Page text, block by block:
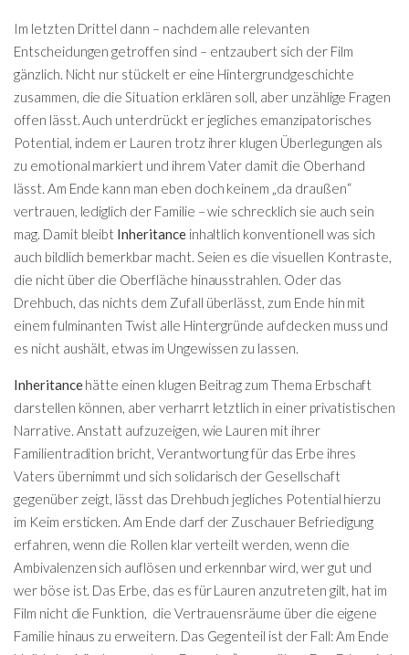
Im letzten Drittel dann – nachdem alle relevanten
Entscheidungen getroffen sind – entzaubert sich der Film
gänzlich. Nicht nur stückelt er eine Hintergrundgeschichte
zusammen, die die Situation erklären soll, aber unzählige Fragen
offen lässt. Auch unterdrückt er jegliches emanzipatorisches
Potential, indem er Lauren trotz ihrer klugen Überlegungen als
zu emotional markiert und ihrem Vater damit die Oberhand
lässt. Am Ende kann man eben doch keinem „da draußen“
vertrauen, lediglich der Familie – wie schrecklich sie auch sein
mag. Damit bleibt Inheritanceinhaltlich konventionell was sich
auch bildlich bemerkbar macht. Seien es die visuellen Kontraste,
die nicht über die Oberfläche hinausstrahlen. Oder das
Drehbuch, das nichts dem Zufall überlässt, zum Ende hin mit
einem fulminanten Twist alle Hintergründe aufdecken muss und
es nicht aushält, etwas im Ungewissen zu lassen.
Inheritancehätte einen klugen Beitrag zum Thema Erbschaft
darstellen können, aber verharrt letztlich in einer privatistischen
Narrative. Anstatt aufzuzeigen, wie Lauren mit ihrer
Familientradition bricht, Verantwortung für das Erbe ihres
Vaters übernimmt und sich solidarisch der Gesellschaft
gegenüber zeigt, lässt das Drehbuch jegliches Potential hierzu
im Keim ersticken. Am Ende darf der Zuschauer Befriedigung
erfahren, wenn die Rollen klar verteilt werden, wenn die
Ambivalenzen sich auflösen und erkennbar wird, wer gut und
wer böse ist. Das Erbe, das es für Lauren anzutreten gilt, hat im
Film nicht die Funktion, die Vertrauensräume über die eigene
Familie hinaus zu erweitern. Das Gegenteil ist der Fall: Am Ende